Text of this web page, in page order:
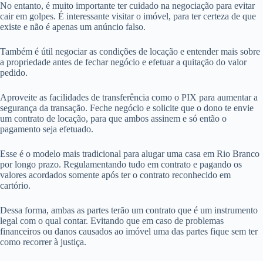
No entanto, é muito importante ter cuidado na negociação para evitar
cair em golpes. É interessante visitar o imóvel, para ter certeza de que
existe e não é apenas um anúncio falso.
Também é útil negociar as condições de locação e entender mais sobre
a propriedade antes de fechar negócio e efetuar a quitação do valor
pedido.
Aproveite as facilidades de transferência como o PIX para aumentar a
segurança da transação. Feche negócio e solicite que o dono te envie
um contrato de locação, para que ambos assinem e só então o
pagamento seja efetuado.
Esse é o modelo mais tradicional para alugar uma casa em Rio Branco
por longo prazo. Regulamentando tudo em contrato e pagando os
valores acordados somente após ter o contrato reconhecido em
cartório.
Dessa forma, ambas as partes terão um contrato que é um instrumento
legal com o qual contar. Evitando que em caso de problemas
financeiros ou danos causados ao imóvel uma das partes fique sem ter
como recorrer à justiça.